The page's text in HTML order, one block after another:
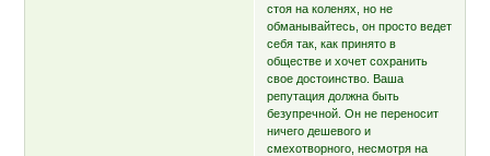
стоя на коленях, но не
обманывайтесь, он просто ведет
себя так, как принято в
обществе и хочет сохранить
свое достоинство. Ваша
репутация должна быть
безупречной. Он не переносит
ничего дешевого и
смехотворного, несмотря на